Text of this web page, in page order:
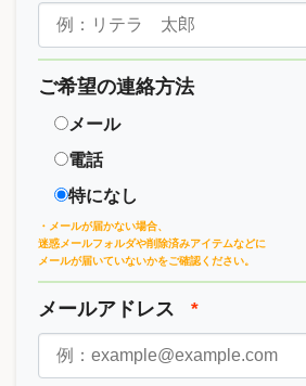
ご希望の連絡方法
メール
電話
特になし
・メールが届かない場合、
迷惑メールフォルダや削除済みアイテムなどに
メールが届いていないかをご確認ください。
メールアドレス *